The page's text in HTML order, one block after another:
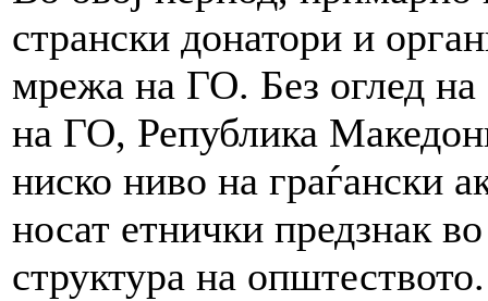
странски донатори и
мрежа на ГО. Без оглед на
на ГО, Република
ниско ниво на граѓански
носат етнички предзнак
структура на општеството.